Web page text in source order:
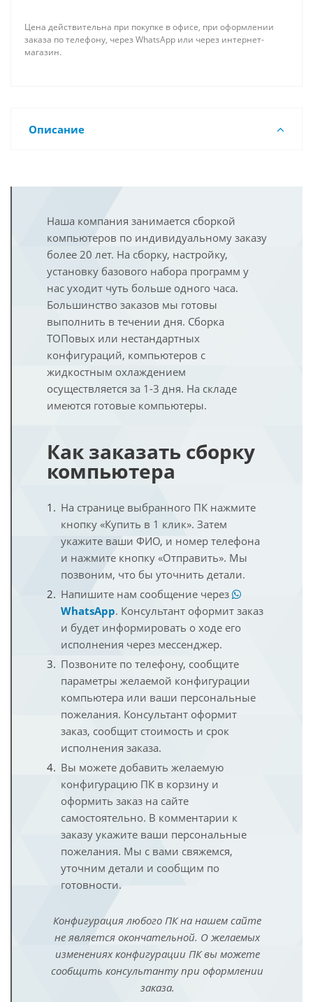
Цена действительна при покупке в офисе, при оформлении
заказа по телефону, через WhatsApp или через интернет-
магазин.
Описание
Наша компания занимается сборкой
компьютеров по индивидуальному заказу
более 20 лет. На сборку, настройку,
установку базового набора программ у
нас уходит чуть больше одного часа.
Большинство заказов мы готовы
выполнить в течении дня. Сборка
ТОПовых или нестандартных
конфигураций, компьютеров с
жидкостным охлаждением
осуществляется за 1-3 дня. На складе
имеются готовые компьютеры.
Как заказать сборку
компьютера
На странице выбранного ПК нажмите
кнопку «Купить в 1 клик». Затем
укажите ваши ФИО, и номер телефона
и нажмите кнопку «Отправить». Мы
позвоним, что бы уточнить детали.
Напишите нам сообщение через
WhatsApp. Консультант оформит заказ
и будет информировать о ходе его
исполнения через мессенджер.
Позвоните по телефону, сообщите
параметры желаемой конфигурации
компьютера или ваши персональные
пожелания. Консультант оформит
заказ, сообщит стоимость и срок
исполнения заказа.
Вы можете добавить желаемую
конфигурацию ПК в корзину и
оформить заказ на сайте
самостоятельно. В комментарии к
заказу укажите ваши персональные
пожелания. Мы с вами свяжемся,
уточним детали и сообщим по
готовности.
Конфигурация любого ПК на нашем сайте
не является окончательной. О желаемых
изменениях конфигурации ПК вы можете
сообщить консультанту при оформлении
заказа.